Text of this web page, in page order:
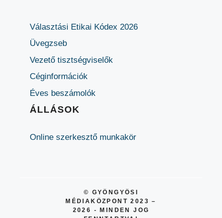
Választási Etikai Kódex 2026
Üvegzseb
Vezető tisztségviselők
Céginformációk
Éves beszámolók
ÁLLÁSOK
Online szerkesztő munkakör
© GYÖNGYÖSI
MÉDIAKÖZPONT 2023 –
2026 - MINDEN JOG